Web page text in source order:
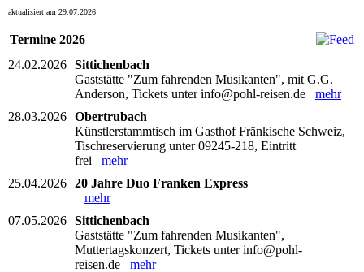
aktualisiert am 29.07.2026
Termine 2026
24.02.2026 Sittichenbach
Gaststätte "Zum fahrenden Musikanten", mit G.G.
Anderson, Tickets unter info@pohl-reisen.de mehr
28.03.2026 Obertrubach
Künstlerstammtisch im Gasthof Fränkische Schweiz,
Tischreservierung unter 09245-218, Eintritt
frei mehr
25.04.2026 20 Jahre Duo Franken Express
mehr
07.05.2026 Sittichenbach
Gaststätte "Zum fahrenden Musikanten",
Muttertagskonzert, Tickets unter info@pohl-
reisen.de mehr